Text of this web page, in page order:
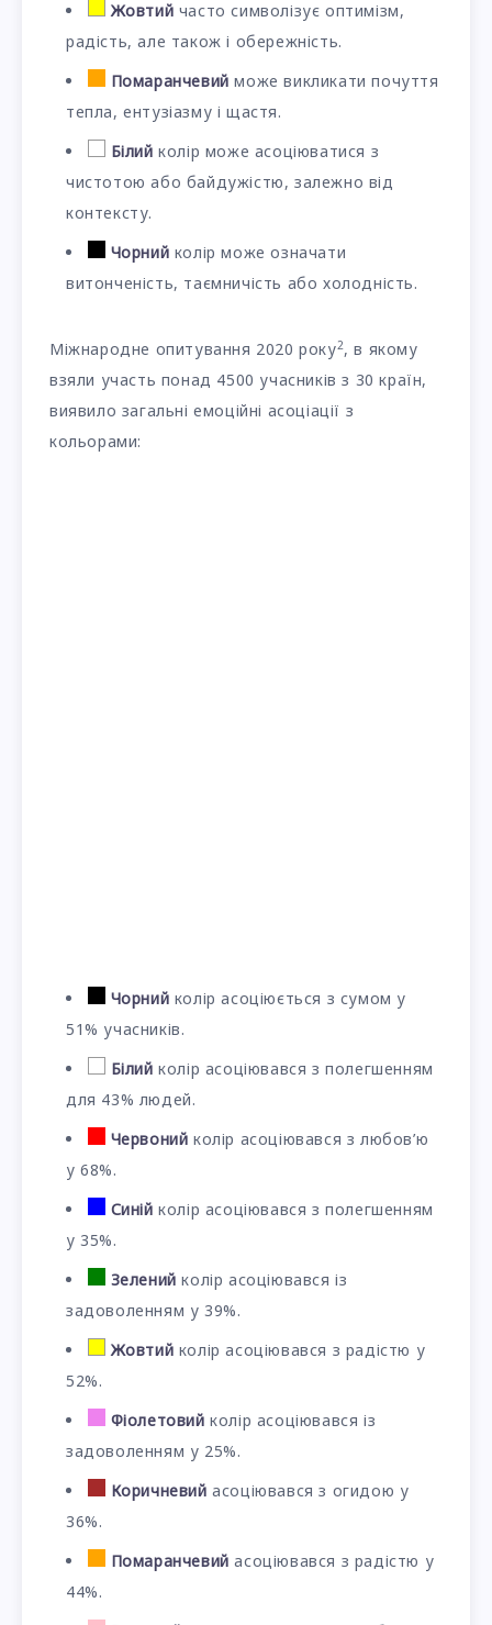
Жовтий часто символізує оптимізм,
радість, але також і обережність.
Помаранчевий може викликати почуття
тепла, ентузіазму і щастя.
Білий колір може асоціюватися з
чистотою або байдужістю, залежно від
контексту.
Чорний колір може означати
витонченість, таємничість або холодність.
Міжнародне опитування 2020 року2, в якому
взяли участь понад 4500 учасників з 30 країн,
виявило загальні емоційні асоціації з
кольорами:
Чорний колір асоціюється з сумом у
51% учасників.
Білий колір асоціювався з полегшенням
для 43% людей.
Червоний колір асоціювався з любов’ю
у 68%.
Синій колір асоціювався з полегшенням
у 35%.
Зелений колір асоціювався із
задоволенням у 39%.
Жовтий колір асоціювався з радістю у
52%.
Фіолетовий колір асоціювався із
задоволенням у 25%.
Коричневий асоціювався з огидою у
36%.
Помаранчевий асоціювався з радістю у
44%.